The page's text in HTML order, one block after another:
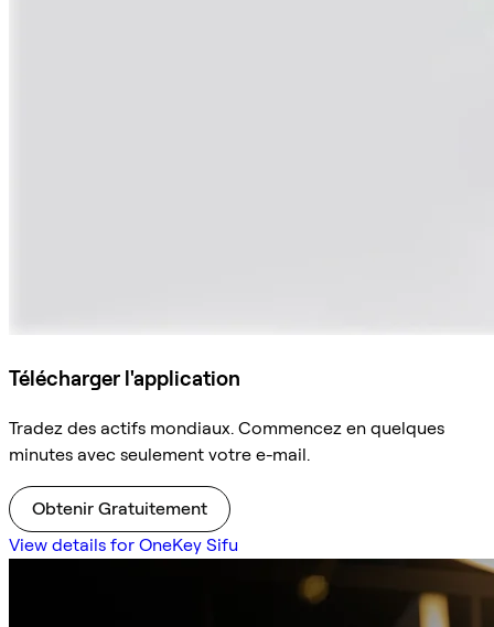
Télécharger l'application
Tradez des actifs mondiaux. Commencez en quelques
minutes avec seulement votre e-mail.
Obtenir Gratuitement
View details for OneKey Sifu